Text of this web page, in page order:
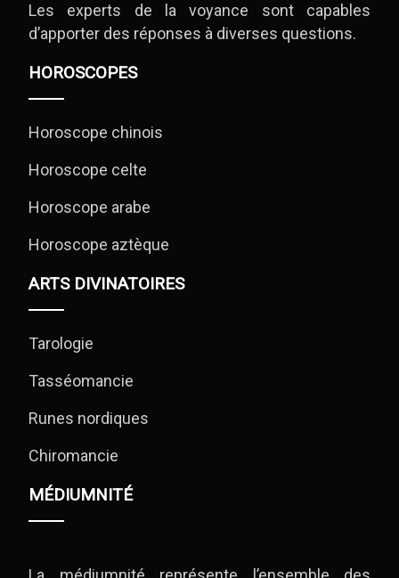
Les experts de la voyance sont capables
d’apporter des réponses à diverses questions.
HOROSCOPES
Horoscope chinois
Horoscope celte
Horoscope arabe
Horoscope aztèque
ARTS DIVINATOIRES
Tarologie
Tasséomancie
Runes nordiques
Chiromancie
MÉDIUMNITÉ